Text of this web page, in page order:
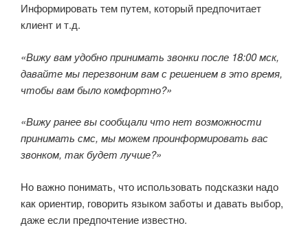
Информировать тем путем, который предпочитает
клиент и т.д.
«Вижу вам удобно принимать звонки после 18:00 мск,
давайте мы перезвоним вам с решением в это время,
чтобы вам было комфортно?»
«Вижу ранее вы сообщали что нет возможности
принимать смс, мы можем проинформировать вас
звонком, так будет лучше?»
Но важно понимать, что использовать подсказки надо
как ориентир, говорить языком заботы и давать выбор,
даже если предпочтение известно.